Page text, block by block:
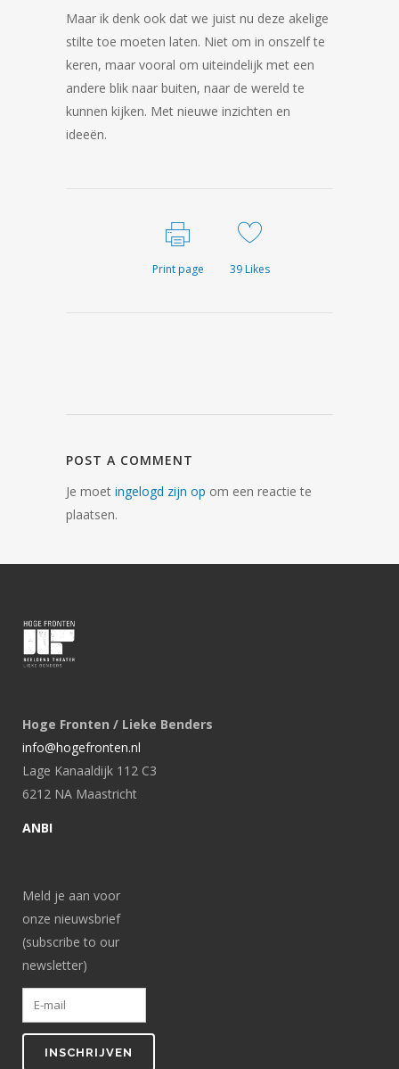
Maar ik denk ook dat we juist nu deze akelige
stilte toe moeten laten. Niet om in onszelf te
keren, maar vooral om uiteindelijk met een
andere blik naar buiten, naar de wereld te
kunnen kijken. Met nieuwe inzichten en
ideeën.
Print page 39Likes
POST A COMMENT
Je moet ingelogd zijn op om een reactie te
plaatsen.
Hoge Fronten / Lieke Benders
info@hogefronten.nl
Lage Kanaaldijk 112 C3
6212 NA Maastricht
ANBI
Meld je aan voor
onze nieuwsbrief
(subscribe to our
newsletter)